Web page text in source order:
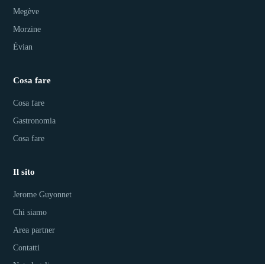
Megève
Morzine
Évian
Cosa fare
Cosa fare
Gastronomia
Cosa fare
Il sito
Jerome Guyonnet
Chi siamo
Area partner
Contatti